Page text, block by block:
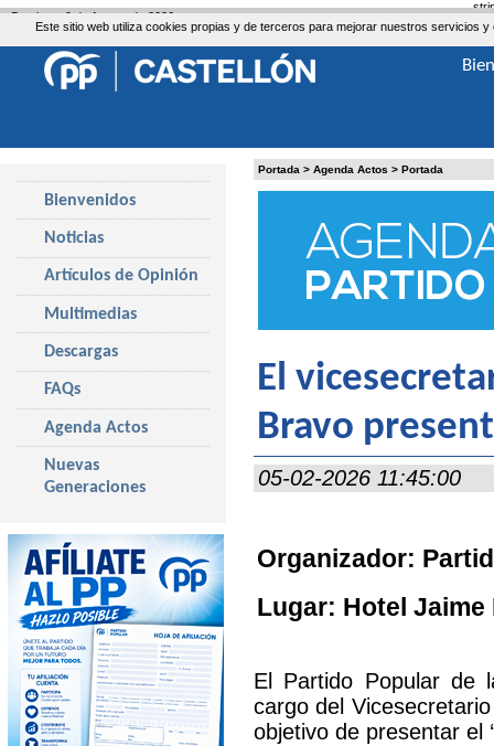
Este sitio web utiliza cookies propias y de terceros para mejorar nuestros servicios
Portada > Agenda Actos > Portada
El
Bravo
05-02-2026 11:45:00
Organizador:
Lugar: Hotel Jaime
El Partido Popular de
cargo del
objetivo de presentar el
Bienvenidos
Noticias
Artículos de Opinión
Multimedias
Descargas
FAQs
Agenda Actos
Nuevas
Generaciones
Domingo, 9 de Agosto de 2026